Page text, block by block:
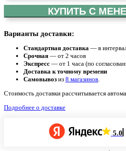
КУПИТЬ С
Варианты доставки:
Стандартная доставка — в
Срочная — от 2 часов
Экспресс — от 1 часа (по
Доставка к точному времени
Самовывоз из 8 магазинов
Стоимость доставки рассчитывается
Подробнее о доставке
5.0